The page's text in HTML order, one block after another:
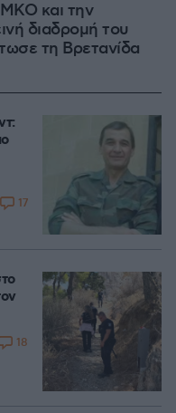
και την
διαδρομή του
τη Βρετανίδα
17
18